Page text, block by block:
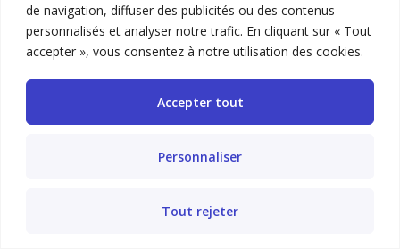
de navigation, diffuser des publicités ou des contenus
personnalisés et analyser notre trafic. En cliquant sur « Tout
accepter », vous consentez à notre utilisation des cookies.
Personnaliser
Tout rejeter
Accepter tout
Vous n’avez pas de compte ? Inscrivez-vous